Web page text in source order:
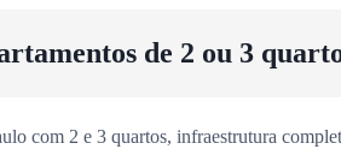
de 2 ou 3
com 2 e 3 quartos, infraestrutura